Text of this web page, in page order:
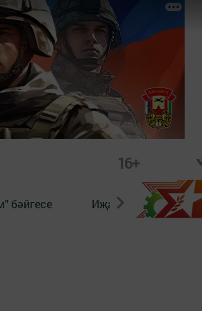
16+
бәйгесе Иҗат Реклама